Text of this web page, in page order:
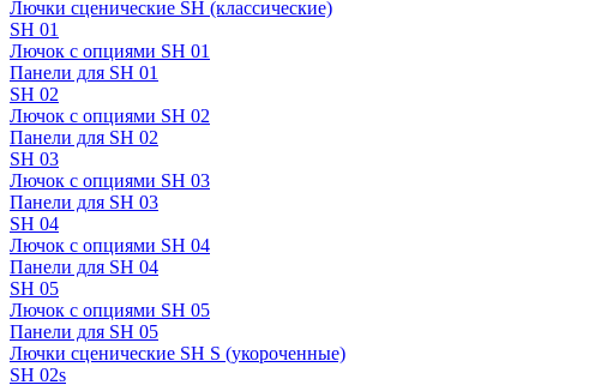
Лючки сценические SH (классические)
SH 01
Лючок с опциями SH 01
Панели для SH 01
SH 02
Лючок с опциями SH 02
Панели для SH 02
SH 03
Лючок с опциями SH 03
Панели для SH 03
SH 04
Лючок с опциями SH 04
Панели для SH 04
SH 05
Лючок с опциями SH 05
Панели для SH 05
Лючки сценические SH S (укороченные)
SH 02s